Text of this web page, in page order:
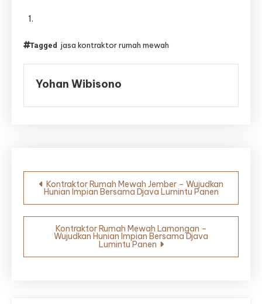
Tagged jasa kontraktor rumah mewah
Yohan Wibisono
Navigasi
pos
Kontraktor Rumah Mewah Jember – Wujudkan
Hunian Impian Bersama Djava Lumintu Panen
Kontraktor Rumah Mewah Lamongan –
Wujudkan Hunian Impian Bersama Djava
Lumintu Panen